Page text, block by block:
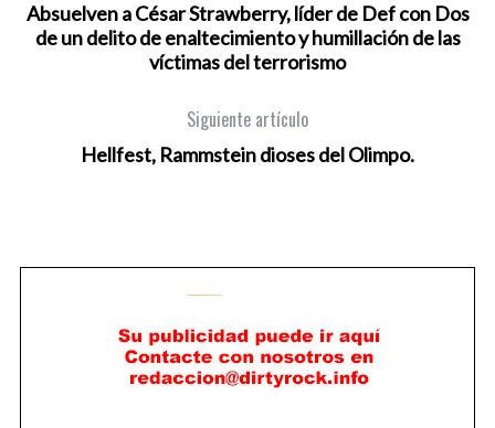
Absuelven a César Strawberry, líder de Def con Dos
de un delito de enaltecimiento y humillación de las
víctimas del terrorismo
Siguiente artículo
Hellfest, Rammstein dioses del Olimpo.